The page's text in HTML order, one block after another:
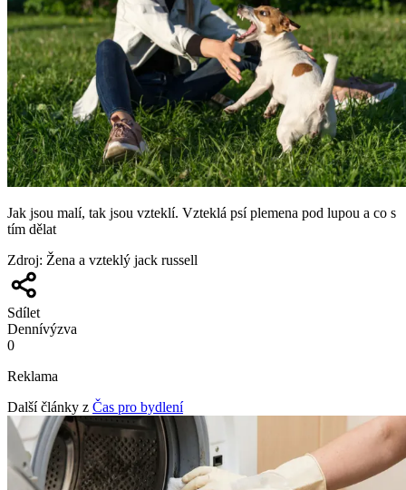
Jak jsou malí, tak jsou vzteklí. Vzteklá psí plemena pod lupou a co s
tím dělat
Zdroj: Žena a vzteklý jack russell
Sdílet
Dennívýzva
0
Reklama
Další články z Čas pro bydlení